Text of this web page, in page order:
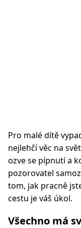
Pro malé dítě
nejlehčí věc na
ozve se pípnutí a
pozorovatel
tom, jak pracně
cestu je váš úkol.
Všechno má